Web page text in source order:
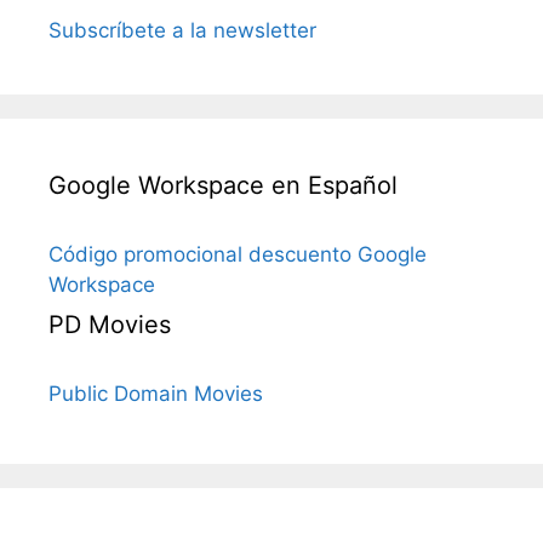
Subscríbete a la newsletter
Google Workspace en Español
Código promocional descuento Google
Workspace
PD Movies
Public Domain Movies